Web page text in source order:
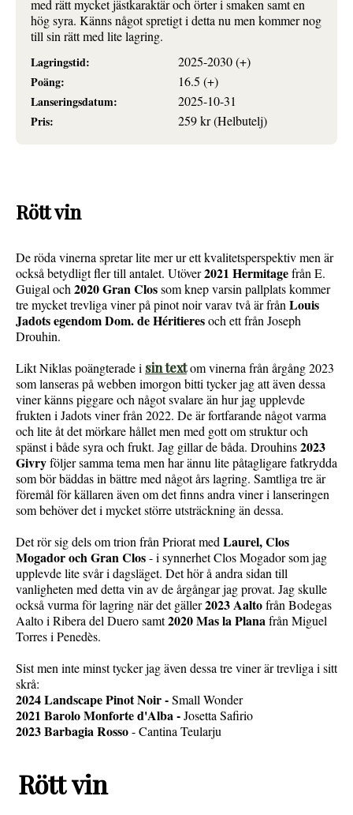
med rätt mycket jästkaraktär och örter i smaken samt en
hög syra. Känns något spretigt i detta nu men kommer nog
till sin rätt med lite lagring.
Lagringstid:
2025-2030 (+)
Poäng:
16.5 (+)
Lanseringsdatum:
2025-10-31
Pris:
259 kr (Helbutelj)
Rött vin
De röda vinerna spretar lite mer ur ett kvalitetsperspektiv men är
också betydligt fler till antalet. Utöver2021 Hermitagefrån E.
Guigal och 2020 Gran Clossom knep varsin pallplats kommer
tre mycket trevliga viner på pinot noir varav två är från Louis
Jadots egendom Dom. de Héritieresoch ett från Joseph
Drouhin.
Likt Niklas poängterade i sin textom vinerna från årgång 2023
som lanseras på webben imorgon bitti tycker jag att även dessa
viner känns piggare och något svalare än hur jag upplevde
frukten i Jadots viner från 2022. De är fortfarande något varma
och lite åt det mörkare hållet men med gott om struktur och
spänst i både syra och frukt. Jag gillar de båda. Drouhins2023
Givryföljer samma tema men har ännu lite påtagligare fatkrydda
som bör bäddas in bättre med något års lagring. Samtliga tre är
föremål för källaren även om det finns andra viner i lanseringen
som behöver det i mycket större utsträckning än dessa.
Det rör sig dels om trion från Priorat med Laurel, Clos
Mogador och Gran Clos- i synnerhet Clos Mogador som jag
upplevde lite svår i dagsläget. Det hör å andra sidan till
vanligheten med detta vin av de årgångar jag provat. Jag skulle
också vurma för lagring när det gäller2023 Aaltofrån Bodegas
Aalto i Ribera del Duero samt2020 Mas la Planafrån Miguel
Torres i Penedès.
Sist men inte minst tycker jag även dessa tre viner är trevliga i sitt
skrå:
2024 Landscape Pinot Noir -Small Wonder
2021 Barolo Monforte d'Alba -Josetta Safirio
2023 Barbagia Rosso- Cantina Teularju
Rött vin